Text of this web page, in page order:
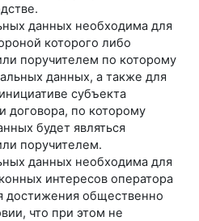
данных необходима для
которого либо
поручителем по которому
данных, а также для
субъекта
договора, по которому
будет являться
поручителем.
данных необходима для
интересов оператора
достижения общественно
что при этом не